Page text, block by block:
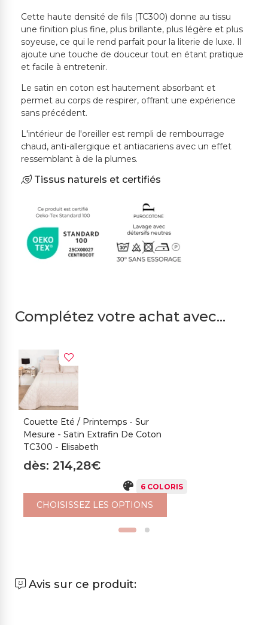
Cette haute densité de fils (TC300) donne au tissu
une finition plus fine, plus brillante, plus légère et plus
soyeuse, ce qui le rend parfait pour la literie de luxe. Il
ajoute une touche de douceur tout en étant pratique
et facile à entretenir.
Le satin en coton est hautement absorbant et
permet au corps de respirer, offrant une expérience
sans précédent.
L'intérieur de l'oreiller est rempli de rembourrage
chaud, anti-allergique et antiacariens avec un effet
ressemblant à de la plumes.
Tissus naturels et certifiés
Complétez votre achat avec...
Couette Eté / Printemps - Sur
Mesure - Satin Extrafin De Coton
TC300 - Elisabeth
dès: 214,28€
6 COLORIS
CHOISISSEZ LES OPTIONS
Avis sur ce produit: